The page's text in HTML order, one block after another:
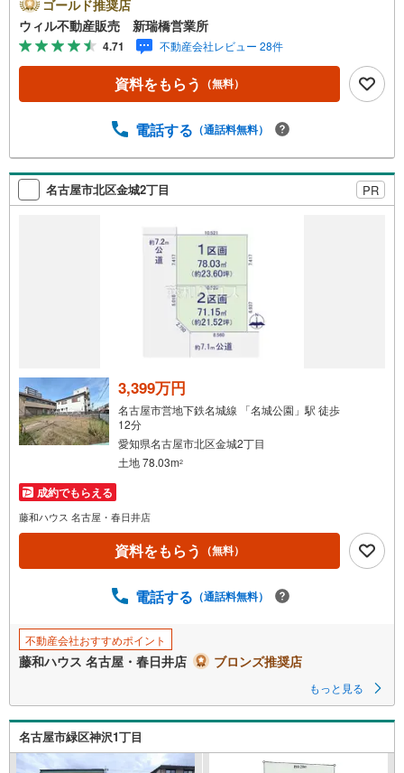
おむつ替えスペースを完備しており、お子様連れのお客様
も安心してご利用いただけます。●平日のお住まい探しの方
へ●弊社では平日にご内覧や契約を希望されるお客様のため
に、「平日会員制度」という割引プランをご用意していま
す。●お仕事で忙しい方へ●午前10時から午後7時まで、毎
間外でのご内覧にも対応いたします。また、オンライン内
弊社は定休日なく営業しており、当日のご内覧も承りま
す。弊社で掲載している物件以外にもご紹介可能ですの
で、一度ご相談ください。●その他の相談もプロが対応●物
フォームに関することなど、お住まいに関するどんなこと
でもお気軽にご相談ください。
ゴールド推奨店
ウィル不動産販売 新瑞橋営業所
4.71 不動産会社レビュー 28件
資料をもらう （無料）
電話する （通話料無料）
名古屋市北区金城2丁目 PR
3,399万円
名古屋市営地下鉄名城線 「名城公園」駅 徒歩
12分
愛知県名古屋市北区金城2丁目
土地 78.03m2
成約でもらえる
藤和ハウス 名古屋・春日井店
資料をもらう （無料）
電話する （通話料無料）
不動産会社おすすめポイント
藤和ハウス 名古屋・春日井店 ブロンズ推奨店
もっと見る
名古屋市緑区神沢1丁目